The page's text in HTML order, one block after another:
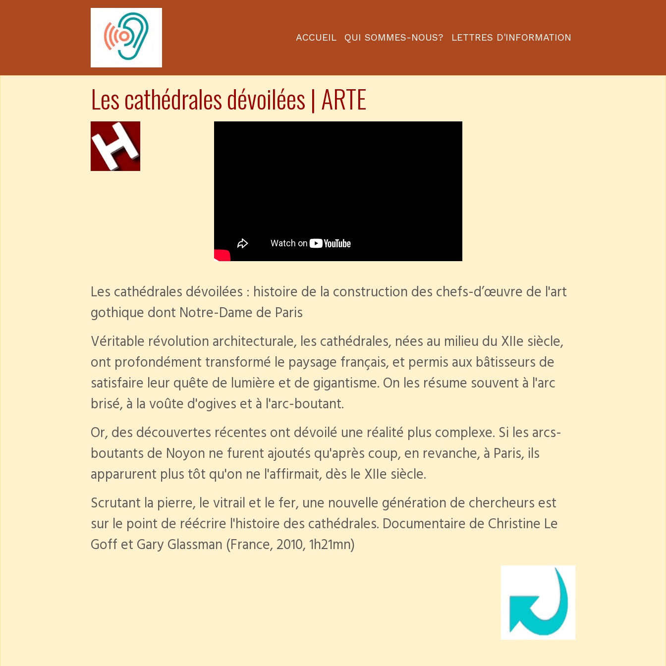
ACCUEIL QUI SOMMES-NOUS? LETTRES D'INFORMATION
Les cathédrales dévoilées | ARTE
Les cathédrales dévoilées : histoire de la construction des chefs-d’œuvre de l'art
gothique dont Notre-Dame de Paris
Véritable révolution architecturale, les cathédrales, nées au milieu du XIIe siècle,
ont profondément transformé le paysage français, et permis aux bâtisseurs de
satisfaire leur quête de lumière et de gigantisme. On les résume souvent à l'arc
brisé, à la voûte d'ogives et à l'arc-boutant.
Or, des découvertes récentes ont dévoilé une réalité plus complexe. Si les arcs-
boutants de Noyon ne furent ajoutés qu'après coup, en revanche, à Paris, ils
apparurent plus tôt qu'on ne l'affirmait, dès le XIIe siècle.
Scrutant la pierre, le vitrail et le fer, une nouvelle génération de chercheurs est
sur le point de réécrire l'histoire des cathédrales. Documentaire de Christine Le
Goff et Gary Glassman (France, 2010, 1h21mn)